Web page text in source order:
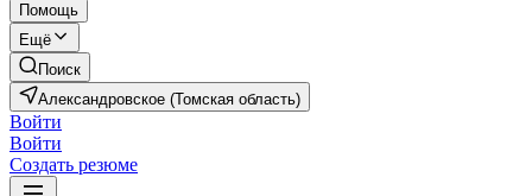
Помощь
Ещё
Поиск
Александровское (Томская область)
Войти
Войти
Создать резюме